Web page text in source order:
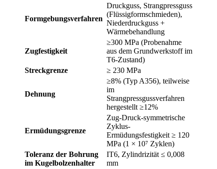
Formgebungsverfahren
Druckguss, Strangpressguss
(Flüssigformschmieden),
Niederdruckguss +
Wärmebehandlung
Zugfestigkeit
≥300 MPa (Probenahme
aus dem Grundwerkstoff im
T6-Zustand)
Streckgrenze
≥ 230 MPa
Dehnung
≥8% (Typ A356), teilweise
im
Strangpressgussverfahren
hergestellt ≥12%
Ermüdungsgrenze
Zug-Druck-symmetrische
Zyklus-
Ermüdungsfestigkeit ≥ 120
MPa (1 × 10⁷ Zyklen)
Toleranz der Bohrung
im Kugelbolzenhalter
IT6, Zylindrizität ≤ 0,008
mm